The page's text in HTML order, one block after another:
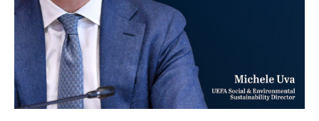
Academy
Cattedra Universidad Europea
Esports
SQUADRE
SHOP
PHOTOGALLERY